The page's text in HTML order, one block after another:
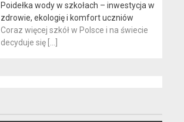
Poidełka wody w szkołach – inwestycja w
zdrowie, ekologię i komfort uczniów
Coraz więcej szkół w Polsce i na świecie
decyduje się […]